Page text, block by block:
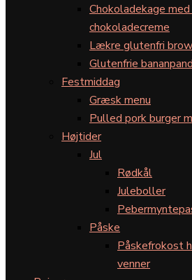
Chokoladekage med
chokoladecreme
Lækre glutenfri
Glutenfrie
Festmiddag
Græsk menu
Pulled pork burger
Højtider
Jul
Rødkål
Juleboller
Påske
Påskefrokost
venner